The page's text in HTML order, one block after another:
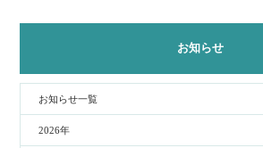
お知らせ
お知らせ一覧
2026年